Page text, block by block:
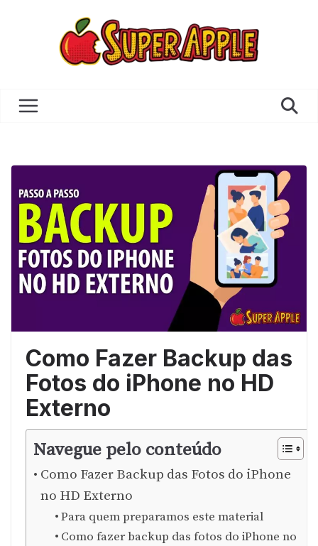
Como Fazer Backup das
Fotos do iPhone no HD
Externo
Navegue pelo conteúdo
Como Fazer Backup das Fotos do iPhone
no HD Externo
Para quem preparamos este material
Como fazer backup das fotos do iPhone no